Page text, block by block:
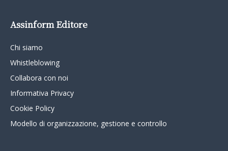
Assinform Editore
Chi siamo
Whistleblowing
Collabora con noi
Informativa Privacy
Cookie Policy
Modello di organizzazione, gestione e controllo